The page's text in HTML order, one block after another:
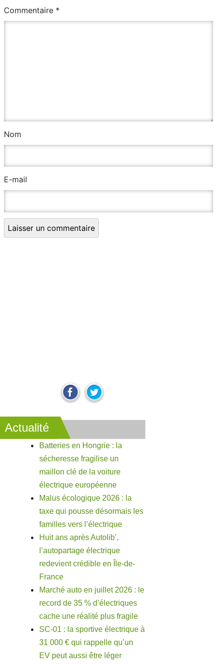
Commentaire *
Nom
E-mail
Actualité
Batteries en Hongrie : la
sécheresse fragilise un
maillon clé de la voiture
électrique européenne
Malus écologique 2026 : la
taxe qui pousse désormais les
familles vers l’électrique
Huit ans après Autolib’,
l’autopartage électrique
redevient crédible en Île-de-
France
Marché auto en juillet 2026 : le
record de 35 % d’électriques
cache une réalité plus fragile
SC-01 : la sportive électrique à
31 000 € qui rappelle qu’un
EV peut aussi être léger